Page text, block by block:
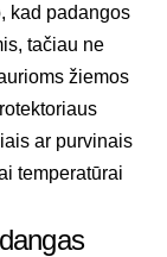
kad padangos
tačiau ne
žiemos
ar purvinais
temperatūrai